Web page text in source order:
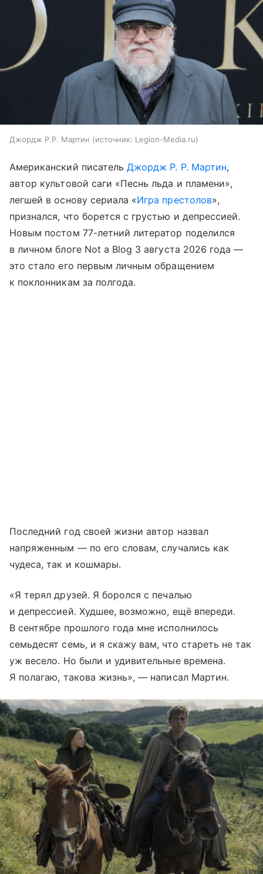
Джордж Р.Р. Мартин источник: Legion-Media.ru
Американский писательДжордж Р. Р. Мартин,
автор культовой саги «Песнь льда и пламени»,
легшей в основу сериала «Игра престолов»,
признался, что борется с грустью и депрессией.
Новым постом 77-летний литератор поделился
в личном блоге Not a Blog 3 августа 2026 года —
это стало его первым личным обращением
к поклонникам за полгода.
Последний год своей жизни автор назвал
напряженным — по его словам, случались как
чудеса, так и кошмары.
«Я терял друзей. Я боролся с печалью
и депрессией. Худшее, возможно, ещё впереди.
В сентябре прошлого года мне исполнилось
семьдесят семь, и я скажу вам, что стареть не так
уж весело. Но были и удивительные времена.
Я полагаю, такова жизнь», — написал Мартин.